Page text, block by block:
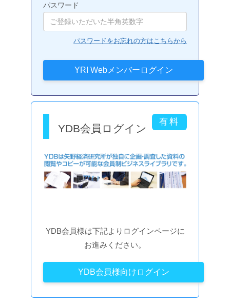
パスワード
パスワードをお忘れの方はこちらから
YDB会員ログイン
YDB会員様は下記よりログインページに
お進みください。
YDB会員様向けログイン